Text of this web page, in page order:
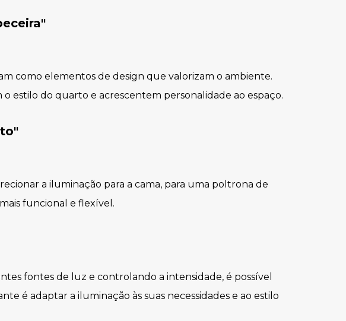
como elementos de design que valorizam o ambiente.
estilo do quarto e acrescentem personalidade ao espaço.
a iluminação para a cama, para uma poltrona de
funcional e flexível.
fontes de luz e controlando a intensidade, é possível
é adaptar a iluminação às suas necessidades e ao estilo